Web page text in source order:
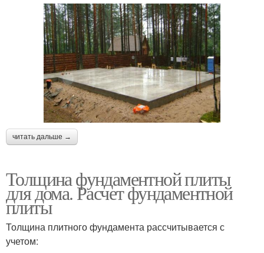
читать дальше →
Толщина фундаментной плиты
для дома. Расчет фундаментной
плиты
Толщина плитного фундамента рассчитывается с
учетом: